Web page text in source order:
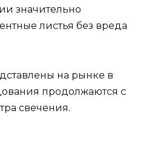
значительно
листья без вреда
на рынке в
продолжаются с
свечения.